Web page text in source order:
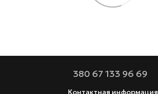
380 67 133 96 69
Контактная информация